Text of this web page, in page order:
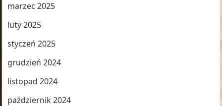
marzec 2025
luty 2025
styczeń 2025
grudzień 2024
listopad 2024
październik 2024